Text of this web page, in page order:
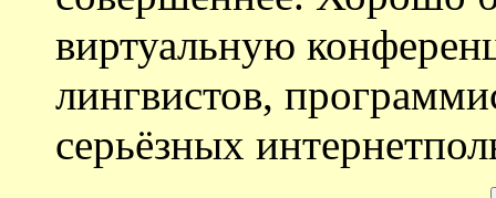
виртуальную
лингвистов,
серьёзных